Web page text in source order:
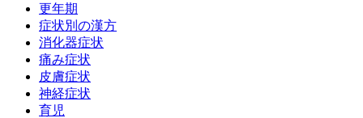
更年期
症状別の漢方
消化器症状
痛み症状
皮膚症状
神経症状
育児